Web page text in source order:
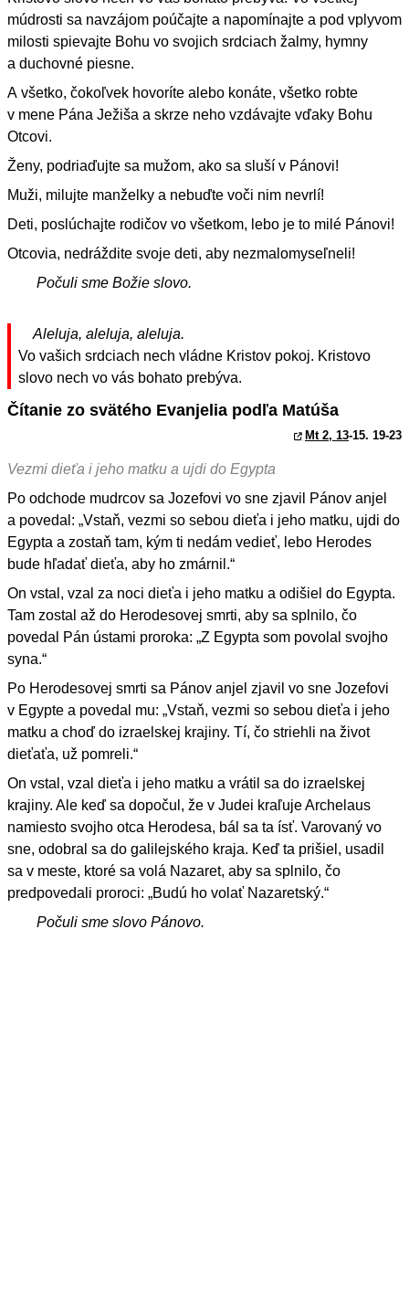
múdrosti sa navzájom poúčajte a napomínajte a pod vplyvom
milosti spievajte Bohu vo svojich srdciach žalmy, hymny
a duchovné piesne.
A všetko, čokoľvek hovoríte alebo konáte, všetko robte
v mene Pána Ježiša a skrze neho vzdávajte vďaky Bohu
Otcovi.
Ženy, podriaďujte sa mužom, ako sa sluší v Pánovi!
Muži, milujte manželky a nebuďte voči nim nevrlí!
Deti, poslúchajte rodičov vo všetkom, lebo je to milé Pánovi!
Otcovia, nedráždite svoje deti, aby nezmalomyseľneli!
Počuli sme Božie slovo.
Aleluja, aleluja, aleluja.
Vo vašich srdciach nech vládne Kristov pokoj. Kristovo
slovo nech vo vás bohato prebýva.
Čítanie zo svätého Evanjelia podľa Matúša
Mt 2, 13-15. 19-23
Vezmi dieťa i jeho matku a ujdi do Egypta
Po odchode mudrcov sa Jozefovi vo sne zjavil Pánov anjel
a povedal: „Vstaň, vezmi so sebou dieťa i jeho matku, ujdi do
Egypta a zostaň tam, kým ti nedám vedieť, lebo Herodes
bude hľadať dieťa, aby ho zmárnil.“
On vstal, vzal za noci dieťa i jeho matku a odišiel do Egypta.
Tam zostal až do Herodesovej smrti, aby sa splnilo, čo
povedal Pán ústami proroka: „Z Egypta som povolal svojho
syna.“
Po Herodesovej smrti sa Pánov anjel zjavil vo sne Jozefovi
v Egypte a povedal mu: „Vstaň, vezmi so sebou dieťa i jeho
matku a choď do izraelskej krajiny. Tí, čo striehli na život
dieťaťa, už pomreli.“
On vstal, vzal dieťa i jeho matku a vrátil sa do izraelskej
krajiny. Ale keď sa dopočul, že v Judei kraľuje Archelaus
namiesto svojho otca Herodesa, bál sa ta ísť. Varovaný vo
sne, odobral sa do galilejského kraja. Keď ta prišiel, usadil
sa v meste, ktoré sa volá Nazaret, aby sa splnilo, čo
predpovedali proroci: „Budú ho volať Nazaretský.“
Počuli sme slovo Pánovo.